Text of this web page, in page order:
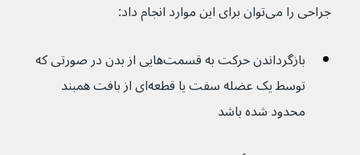
جراحی را می‌توان برای این موارد انجام داد:
بازگرداندن حرکت به قسمت‌هایی از بدن در صورتی که
توسط یک عضله سفت یا قطعه‌ای از بافت همبند
محدود شده باشد